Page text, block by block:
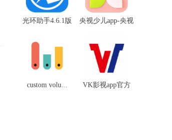
光环助手4.6.1版
央视少儿app-央视
custom volu...
VK影视app官方